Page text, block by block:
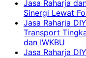
Jasa Raharja
Sinergi Lewat
Jasa Raharja
Transport
dan IWKBU
Jasa Raharja